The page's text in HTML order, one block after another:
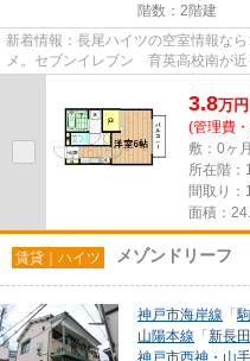
階数：2階建
新着情報：長尾ハイツの空室情報な
メ。セブンイレブン 育英高校南が
3.8万円
(管理費
敷：0ヶ
所在階：
間取り：
面積：
賃貸｜ハイツ メゾンドリーフ
神戸市海岸線 「
山陽本線 「 新長田
神戸市西神・山